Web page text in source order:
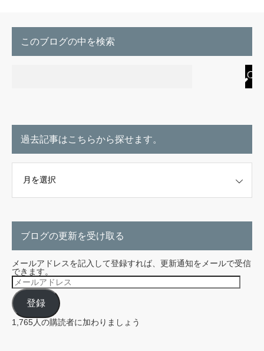
このブログの中を検索
過去記事はこちらから探せます。
ブログの更新を受け取る
メールアドレスを記入して登録すれば、更新通知をメールで受信
できます。
メ
ー
ル
ア
ド
レ
ス
登録
1,765人の購読者に加わりましょう